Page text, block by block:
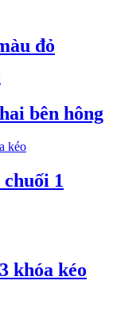
đỏ
bên hông
1
khóa kéo